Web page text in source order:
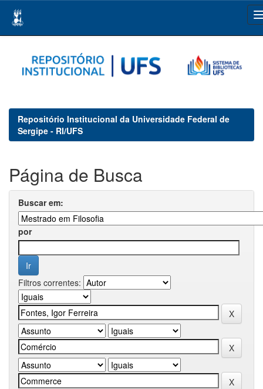
navigation
Repositório Institucional da Universidade Federal de
Sergipe - RI/UFS
Página de Busca
Buscar em:
por
Filtros correntes: